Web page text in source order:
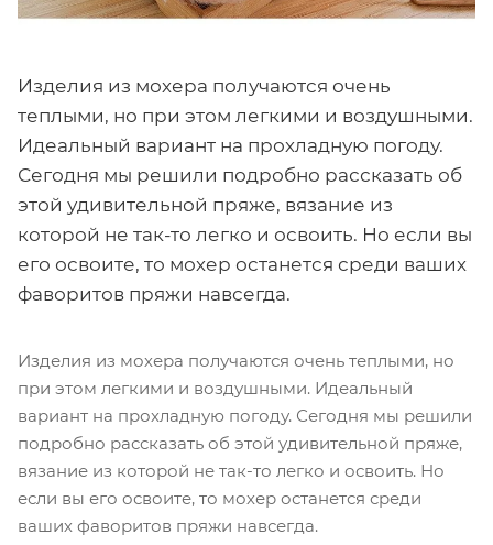
Изделия из мохера получаются очень
теплыми, но при этом легкими и воздушными.
Идеальный вариант на прохладную погоду.
Сегодня мы решили подробно рассказать об
этой удивительной пряже, вязание из
которой не так-то легко и освоить. Но если вы
его освоите, то мохер останется среди ваших
фаворитов пряжи навсегда.
Изделия из мохера получаются очень теплыми, но
при этом легкими и воздушными. Идеальный
вариант на прохладную погоду. Сегодня мы решили
подробно рассказать об этой удивительной пряже,
вязание из которой не так-то легко и освоить. Но
если вы его освоите, то мохер останется среди
ваших фаворитов пряжи навсегда.